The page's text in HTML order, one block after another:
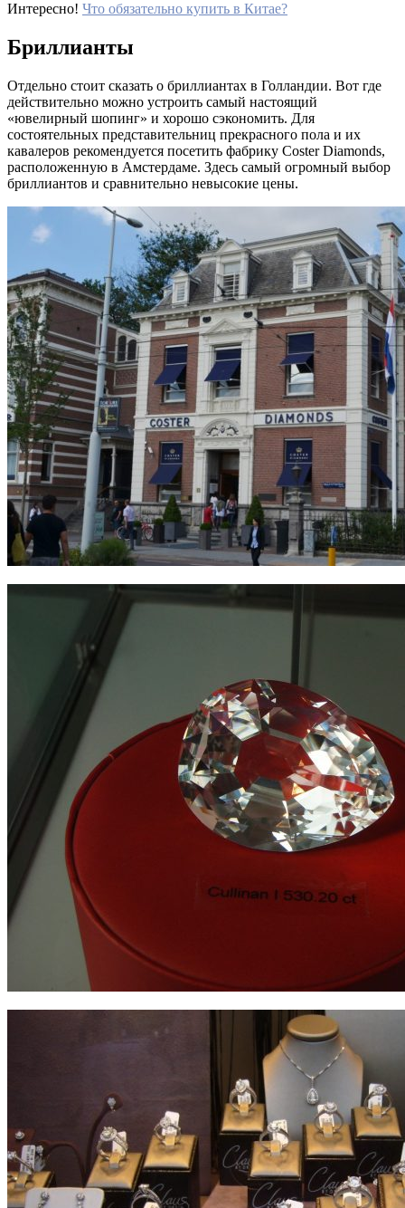
Интересно! Что обязательно купить в Китае?
Бриллианты
Отдельно стоит сказать о бриллиантах в Голландии. Вот где
действительно можно устроить самый настоящий
«ювелирный шопинг» и хорошо сэкономить. Для
состоятельных представительниц прекрасного пола и их
кавалеров рекомендуется посетить фабрику Coster Diamonds,
расположенную в Амстердаме. Здесь самый огромный выбор
бриллиантов и сравнительно невысокие цены.